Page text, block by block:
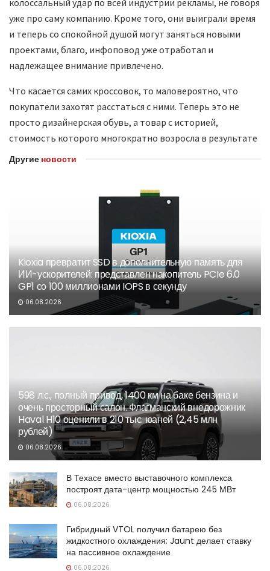
уже про саму компанию. Кроме того, они выиграли время
и теперь со спокойной душой могут заняться новыми
проектами, благо, инфоповод уже отработал и
надлежащее внимание привлечено.
Что касается самих кроссовок, то маловероятно, что
покупатели захотят расстаться с ними. Теперь это не
просто дизайнерская обувь, а товар с историей,
стоимость которого многократно возросла в результате
скандала.
Другие новости
Kioxia превратит SSD в дополнительную память для
ИИ-ускорителей: представлен накопитель PCIe 6.0
GP1 со 100 миллионами IOPS в секунду
06.08.2026
598 л.с., полный привод, 1400 км на баке бензина и
очень просторный салон. Флагманский внедорожник
Haval H10 оценили в 210 тыс. юаней (2,45 млн
рублей)
06.08.2026
В Техасе вместо выставочного комплекса
построят дата-центр мощностью 245 МВт
06.08.2026
Гибридный VTOL получил батарею без
жидкостного охлаждения: Jaunt делает ставку
на пассивное охлаждение
06.08.2026